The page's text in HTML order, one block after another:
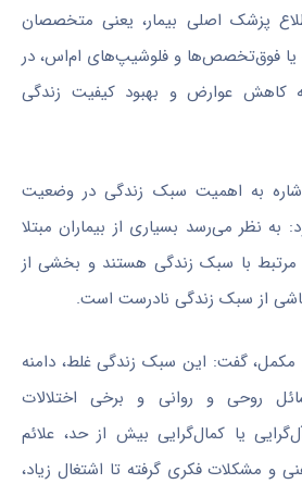
پزشک اصلی بیمار، یعنی متخصصان
یا فوق‌تخصص‌ها و فلوشیپ‌های ام‌اس، در
کاهش عوارض و بهبود کیفیت زندگی
اشاره به اهمیت سبک زندگی در وضعیت
به نظر می‌رسد بسیاری از بیماران مبتلا
مرتبط با سبک زندگی هستند و بخشی از
از سبک زندگی نادرست است.
گفت: این سبک زندگی غلط، دامنه
روحی و روانی و برخی اختلالات
یا کمال‌گرایی بیش از حد، علائم
و مشکلات فکری گرفته تا اشتغال زیاد،